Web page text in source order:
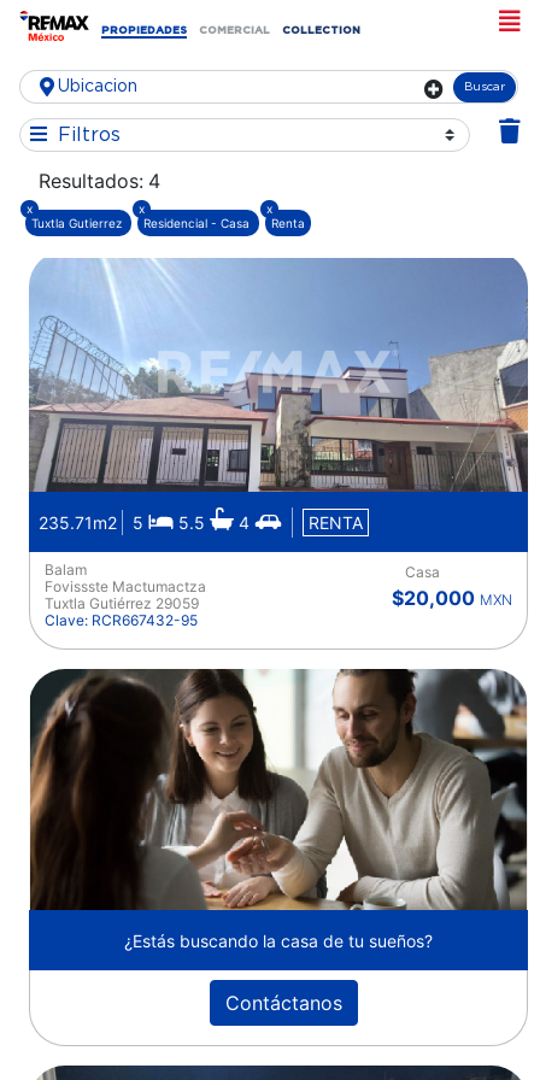
PROPIEDADES COMERCIAL COLLECTION
Buscar
Filtros
Resultados: 4
Tuxtla Gutierrez
x
Residencial - Casa
x
Renta
x
235.71m2 5 5.5 4 RENTA
Balam
Fovissste Mactumactza
Tuxtla Gutiérrez 29059
Clave: RCR667432-95
Casa
$20,000 MXN
¿Estás buscando la casa de tu sueños?
Contáctanos